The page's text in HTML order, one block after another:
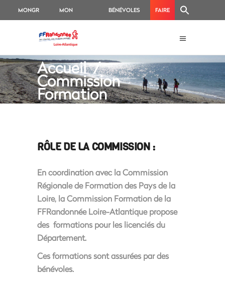
MONGR MON
ESPACE
BÉNÉVOLES FAIRE
Accueil/
Commission
Formation
RÔLE DE LA COMMISSION :
En coordination avec la Commission
Régionale de Formation des Pays de la
Loire, la Commission Formation de la
FFRandonnée Loire-Atlantique propose
des formations pour les licenciés du
Département.
Ces formations sont assurées par des
bénévoles.